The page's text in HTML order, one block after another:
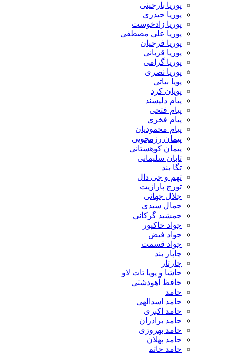
پوریا بارجینی
پوریا حیدری
پوریا زادخوست
پوریا علی مصطفی
پوریا فرجیان
پوریا قربانی
پوریا گرامی
پوریا نصری
پویا بیاتی
پویان کرد
پیام دلپسند
پیام فتحی
پیام فخری
پیام محمودیان
پیمان رزمجویی
پیمان کوهستانی
تابان سلیمانی
تهم و جی دال
تورج پارازیت
جلال جهانی
جمال سیدی
جمشید گرکانی
جواد خاکپور
جواد فیض
جواد قسمت
چاپار بند
حاشا و پویا تات لاو
حافظ آهودشتی
حامد اسدالهی
حامد اکبری
حامد برادران
حامد بهروزی
حامد پهلان
حامد حاتم